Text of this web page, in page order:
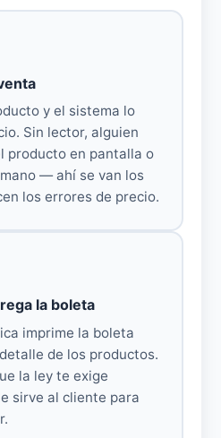
y el sistema lo
Sin lector, alguien
producto en pantalla o
— ahí se van los
los errores de precio.
la boleta
imprime la boleta
de los productos.
la ley te exige
sirve al cliente para